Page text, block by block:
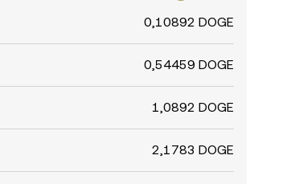
0,10892 DOGE
0,54459 DOGE
1,0892 DOGE
2,1783 DOGE